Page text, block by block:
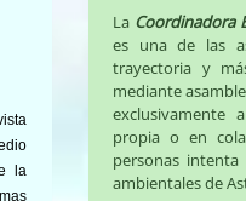
la
La Coordinadora
es una de las
trayectoria y
mediante
exclusivamente
propia o en
personas
ambientales de